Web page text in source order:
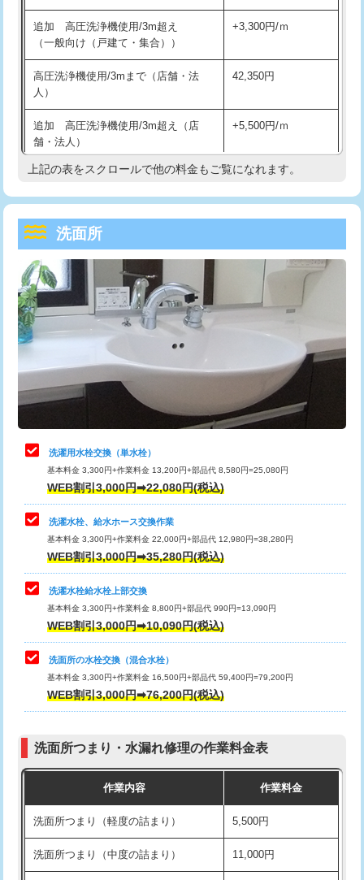
マス交換（深さ50㎝以上） 66,000円
コンクリート斫り（厚さ10㎝まで） 27,500円
コンクリート斫り（厚さ10㎝超え）
モルタル補修（厚さ10㎝まで）
モルタル補修（厚さ10㎝超え） 38,500円
洗面台設置 38,500円
追加人工
廃棄・処分 現場見積
※給水管工事は20mmまでの価格です。
持込商品取付（混合水栓） 16,500円
給水管工事※（ホール加工)
給水管工事※（バンド止め) 3,300円
給水管工事※（支持金具設置) 5,500円
給水管工事※（保温材使用（バンド止
め込み）)
5,500円
給水管工事※（土の掘削・埋め戻し作
業)
11,000円
給水管工事※（塩ビ管（VP・HI）使
用/3ｍまで)
33,000円
給水管工事※（塩ビ管（VP・HI）使
用（追加）/3ｍ超え)
給水管工事※（ライニング鋼管・銅
管・ポリ管・HT管使用/3ｍまで)
44,000円
給水管工事※（ライニング鋼管・銅
管・ポリ管・HT管使用/3ｍ超え)
排水管工事（土の掘削・埋め戻し作
業）
排水管工事（排水管工事/3ｍまで） 55,000円
排水管工事（追加 排水管工事/3ｍ超
え）
マス交換（土の掘削・埋め戻し作業）
マス交換（深さ50㎝未満）
マス交換（深さ50㎝以上）
モルタル補修（厚さ10㎝まで） 27,500円
モルタル補修（厚さ10㎝超え） 38,500円
洗面台設置 38,500円
追加 高圧洗浄機使用/3m超え
（一般向け（戸建て・集合））
+3,300円/ｍ
高圧洗浄機使用/3mまで（店舗・法
人）
42,350円
追加 高圧洗浄機使用/3m超え（店
舗・法人）
+5,500円/ｍ
高度高圧洗浄換 現地調査
トーラー機使用/3mまで
追加トーラー機使用/3m超え +3,300円
カメラ調査 33,000円
桝清掃
止水・漏水調査・防水処理・清掃・修
理・調整・分解・加工など（軽作業）
11,000円
止水・漏水調査・防水処理・清掃・修
理・調整・分解・加工など（中作業）
22,000円
止水・漏水調査・防水処理・清掃・修
理・調整・分解・加工など（重作業）
33,000円
キッチンタンク脱着
その他部品の脱着
交換・取付（タンク）
交換・取付(単水栓（壁付・デッキ
式）)
交換・取付(混合水栓（壁付・デッキ
式・ワンホール）)
16,500円+材料費
（P/S/ポップアップ））
交換・取付（その他部品） 11,000円+材料費
持込商品取付（単水栓） 13,200円
持込商品取付（混合水栓） 16,500円
持込商品取付（浄水器・分岐水栓） 16,500円
上記の表をスクロールで他の料金もご覧になれます。
洗面所
洗濯用水栓交換（単水栓）
基本料金 3,300円+作業料金 13,200円+部品代 8,580円=25,080円
WEB割引3,000円➡22,080円(税込)
洗濯水栓、給水ホース交換作業
基本料金 3,300円+作業料金 22,000円+部品代 12,980円=38,280円
WEB割引3,000円➡35,280円(税込)
洗濯水栓給水栓上部交換
基本料金 3,300円+作業料金 8,800円+部品代 990円=13,090円
WEB割引3,000円➡10,090円(税込)
洗面所の水栓交換（混合水栓）
基本料金 3,300円+作業料金 16,500円+部品代 59,400円=79,200円
WEB割引3,000円➡76,200円(税込)
洗面所つまり・水漏れ修理の作業料金表
作業内容 作業料金
洗面所つまり（軽度の詰まり） 5,500円
洗面所つまり（中度の詰まり） 11,000円